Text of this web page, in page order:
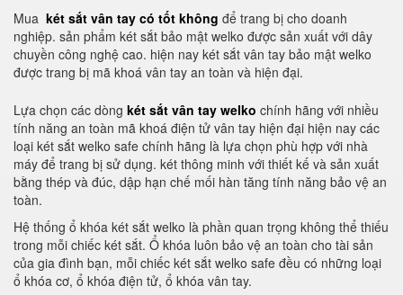
Mua két sắt vân tay có tốt không để trang bị cho doanh
nghiệp. sản phẩm két sắt bảo mật welko được sản xuất với dây
chuyền công nghệ cao. hiện nay két sắt vân tay bảo mật welko
được trang bị mã khoá vân tay an toàn và hiện đại.
Lựa chọn các dòng két sắt vân tay welko chính hãng với nhiều
tính năng an toàn mã khoá điện tử vân tay hiện đại hiện nay các
loại két sắt welko safe chính hãng là lựa chọn phù hợp với nhà
máy để trang bị sử dụng. két thông minh với thiết kế và sản xuất
bằng thép và đúc, dập hạn chế mối hàn tăng tính năng bảo vệ an
toàn.
Hệ thống ổ khóa két sắt welko là phần quan trọng không thể thiếu
trong mỗi chiếc két sắt. Ổ khóa luôn bảo vệ an toàn cho tài sản
của gia đình bạn, mỗi chiếc két sắt welko safe đều có những loại
ổ khóa cơ, ổ khóa điện tử, ổ khóa vân tay.